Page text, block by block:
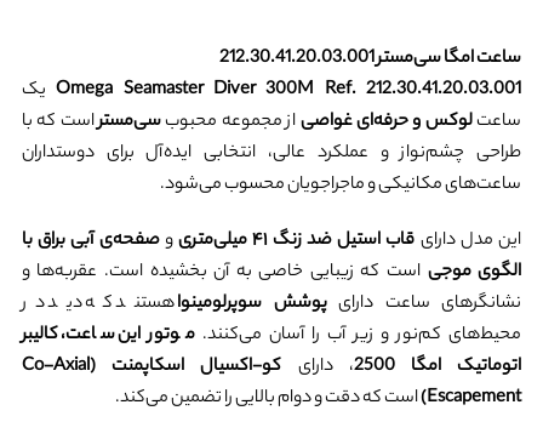
ساعت امگا سی‌مستر 212.30.41.20.03.001
Omega Seamaster Diver 300M Ref. 212.30.41.20.03.001یک
ساعتلوکس و حرفه‌ای غواصیاز مجموعه محبوبسی‌مستراست که با
طراحی چشم‌نواز و عملکرد عالی، انتخابی ایده‌آل برای دوستداران
ساعت‌های مکانیکی و ماجراجویان محسوب می‌شود.
این مدل دارای قاب استیل ضد زنگ ۴۱ میلی‌متری وصفحه‌ی آبی براق با
الگوی موجی است که زیبایی خاصی به آن بخشیده است. عقربه‌ها و
نشانگرهای ساعت دارایپوشش سوپرلومینواهستند که دید در
محیط‌های کم‌نور و زیر آب را آسان می‌کنند.موتور این ساعت، کالیبر
اتوماتیک امگا 2500
، دارای
کو-اکسیال اسکاپمنت (Co-Axial
Escapement) است که دقت و دوام بالایی را تضمین می‌کند.